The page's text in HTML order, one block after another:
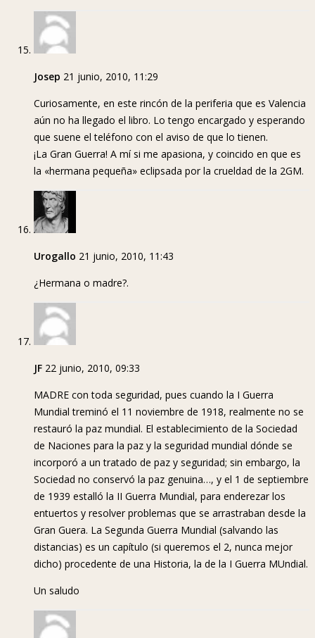
Josep 21 junio, 2010, 11:29
Curiosamente, en este rincón de la periferia que es Valencia
aún no ha llegado el libro. Lo tengo encargado y esperando
que suene el teléfono con el aviso de que lo tienen.
¡La Gran Guerra! A mí si me apasiona, y coincido en que es
la «hermana pequeña» eclipsada por la crueldad de la 2GM.
Urogallo 21 junio, 2010, 11:43
¿Hermana o madre?.
JF 22 junio, 2010, 09:33
MADRE con toda seguridad, pues cuando la I Guerra
Mundial treminó el 11 noviembre de 1918, realmente no se
restauró la paz mundial. El establecimiento de la Sociedad
de Naciones para la paz y la seguridad mundial dónde se
incorporó a un tratado de paz y seguridad; sin embargo, la
Sociedad no conservó la paz genuina…, y el 1 de septiembre
de 1939 estalló la II Guerra Mundial, para enderezar los
entuertos y resolver problemas que se arrastraban desde la
Gran Guera. La Segunda Guerra Mundial (salvando las
distancias) es un capítulo (si queremos el 2, nunca mejor
dicho) procedente de una Historia, la de la I Guerra MUndial.
Un saludo